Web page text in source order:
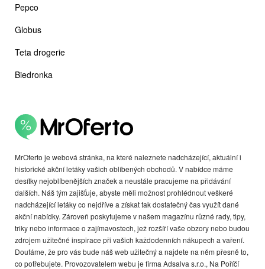
MrOferto je webová stránka, na které naleznete nadcházející, aktuální i
historické akční letáky vašich oblíbených obchodů. V nabídce máme
desítky nejoblíbenějších značek a neustále pracujeme na přidávání
dalších. Náš tým zajišťuje, abyste měli možnost prohlédnout veškeré
nadcházející letáky co nejdříve a získat tak dostatečný čas využít dané
akční nabídky. Zároveň poskytujeme v našem magazínu různé rady, tipy,
triky nebo informace o zajímavostech, jež rozšíří vaše obzory nebo budou
zdrojem užitečné inspirace při vašich každodenních nákupech a vaření.
Doufáme, že pro vás bude náš web užitečný a najdete na něm přesně to,
co potřebujete. Provozovatelem webu je firma Adsalva s.r.o., Na Poříčí
Pepco
Globus
Teta drogerie
Biedronka